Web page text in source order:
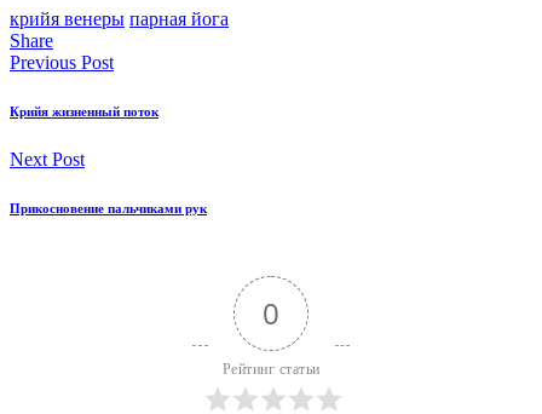
крийя венеры парная йога
Share
Previous Post
Крийя жизненный поток
Next Post
Прикосновение пальчиками рук
0
Рейтинг статьи